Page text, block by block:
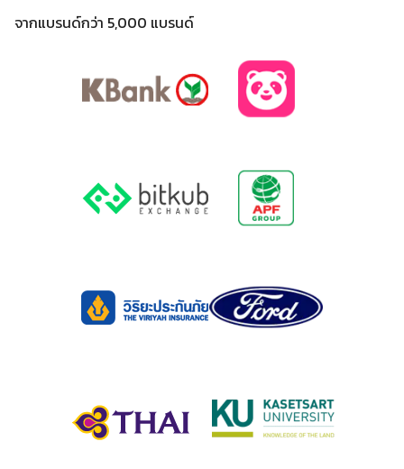
จากแบรนด์กว่า 5,000 แบรนด์